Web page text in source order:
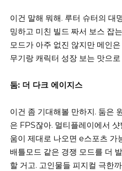
이건 말해 뭐해. 루터 슈터의 대
밍하고 미친 빌드 짜서 보스 잡
모드가 아주 없진 않지만 메인
무기랑 캐릭터 성장 보는 맛으
둠: 더 다크 에이지스
이건 좀 기대해볼 만하지. 둠은
은 FPS잖아. 멀티플레이에서
움이 제대로 나오면 e스포츠 가
배틀모드 같은 경쟁 모드를 더
할 거고. 고인물들 피지컬 극한